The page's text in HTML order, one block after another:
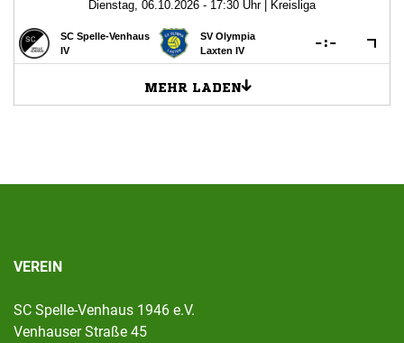
VEREIN
SC Spelle-Venhaus 1946 e.V.
Venhauser Straße 45